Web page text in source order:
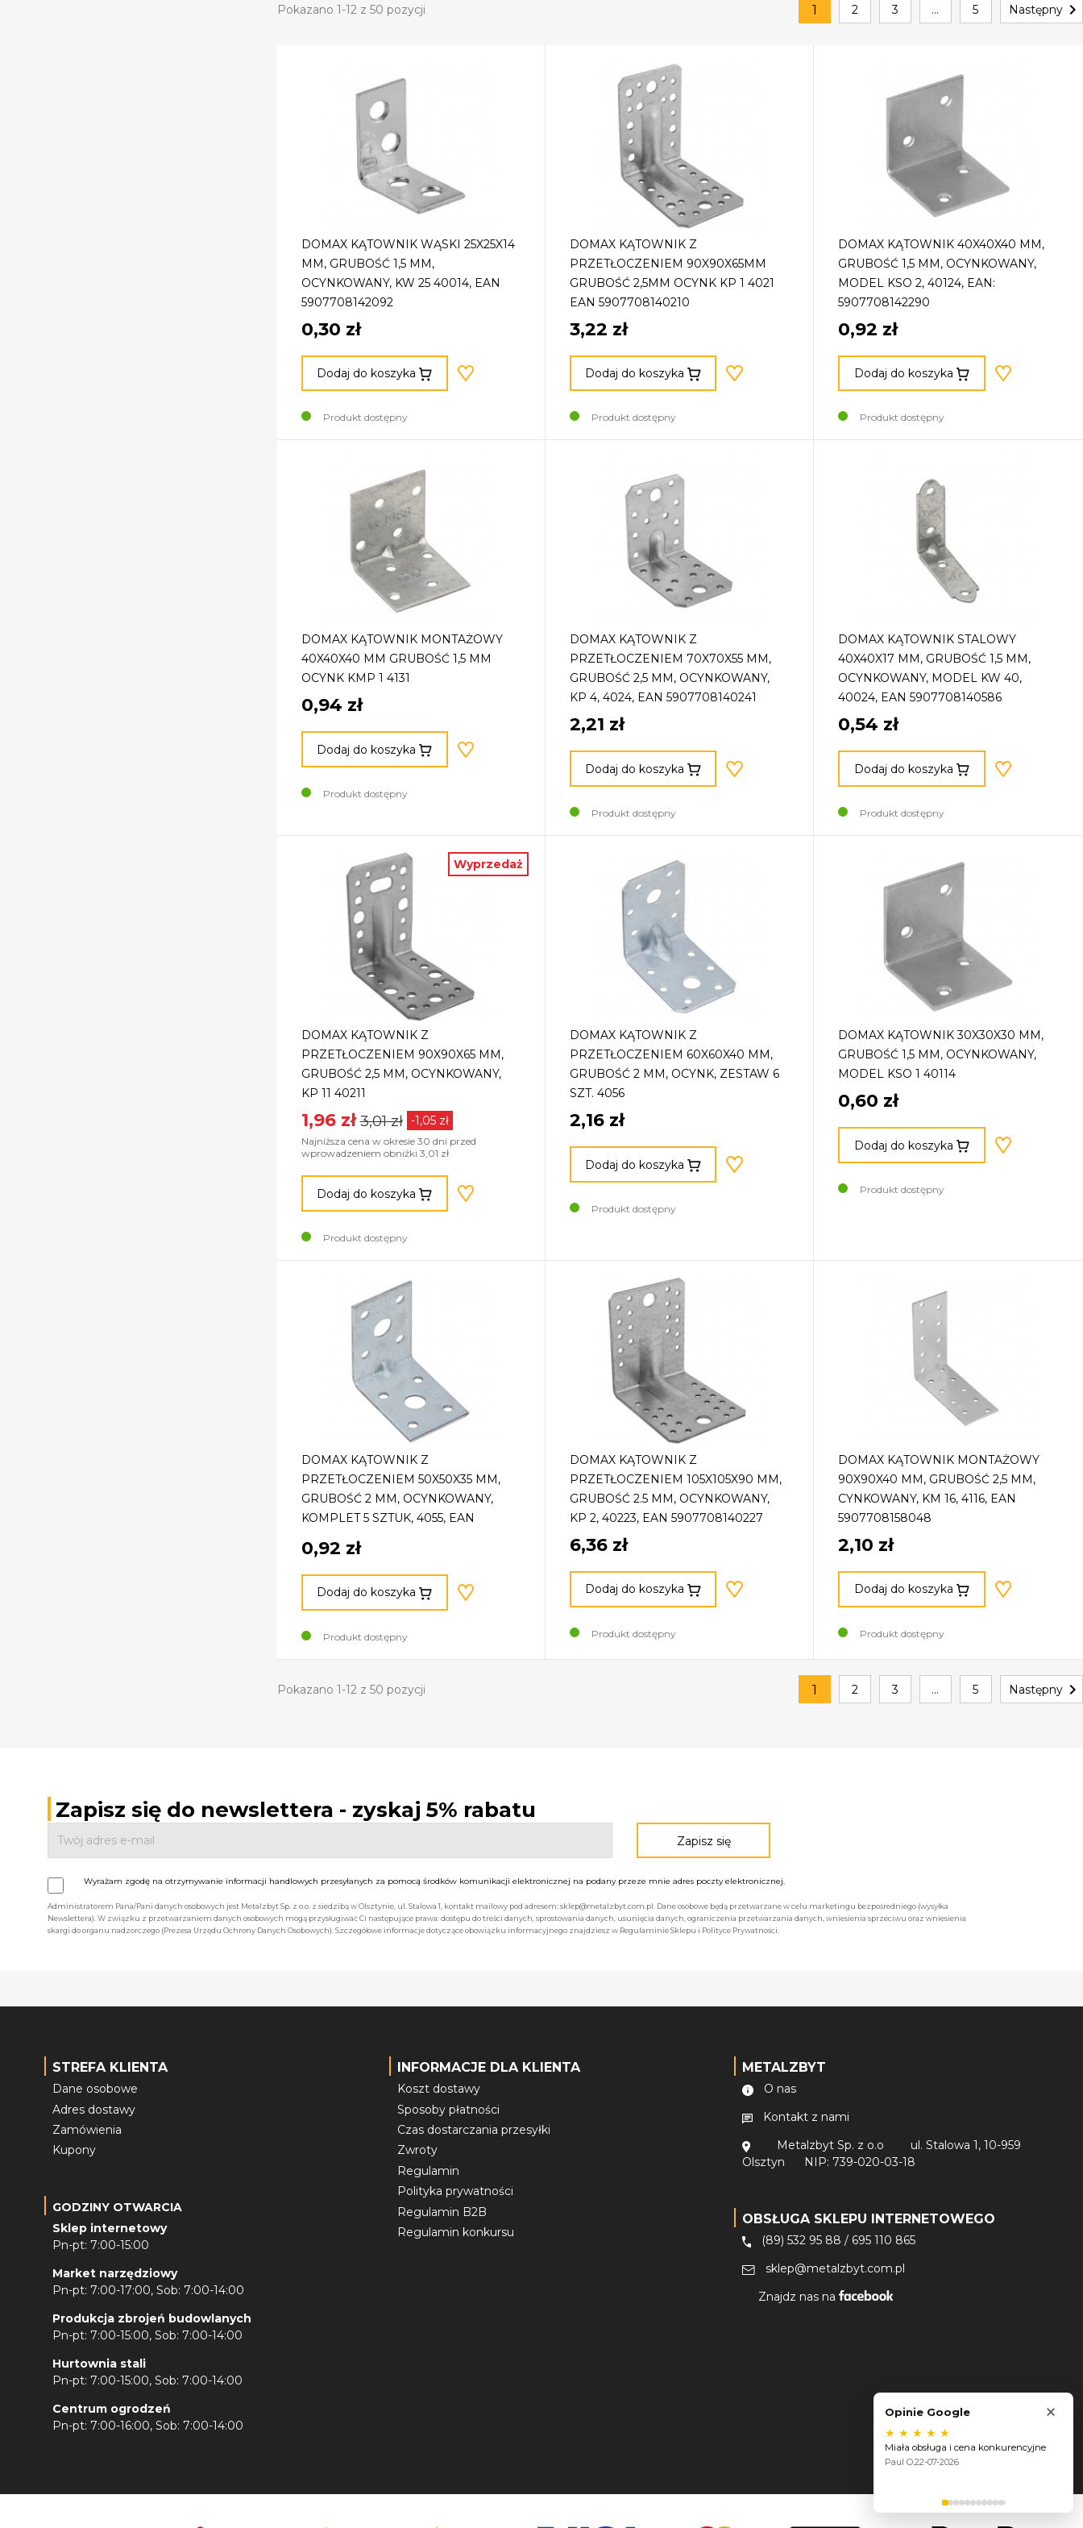
Pokazano 1-12 z 50 pozycji 1 2 3 … 5 Następny
DOMAX KĄTOWNIK WĄSKI 25X25X14
MM, GRUBOŚĆ 1,5 MM,
OCYNKOWANY, KW 25 40014, EAN
5907708142092
0,30 zł
Dodaj do koszyka
Produkt dostępny
DOMAX KĄTOWNIK Z
PRZETŁOCZENIEM 90X90X65MM
GRUBOŚĆ 2,5MM OCYNK KP 1 4021
EAN 5907708140210
3,22 zł
Dodaj do koszyka
Produkt dostępny
DOMAX KĄTOWNIK 40X40X40 MM,
GRUBOŚĆ 1,5 MM, OCYNKOWANY,
MODEL KSO 2, 40124, EAN:
5907708142290
0,92 zł
Dodaj do koszyka
Produkt dostępny
DOMAX KĄTOWNIK MONTAŻOWY
40X40X40 MM GRUBOŚĆ 1,5 MM
OCYNK KMP 1 4131
0,94 zł
Dodaj do koszyka
Produkt dostępny
DOMAX KĄTOWNIK Z
PRZETŁOCZENIEM 70X70X55 MM,
GRUBOŚĆ 2,5 MM, OCYNKOWANY,
KP 4, 4024, EAN 5907708140241
2,21 zł
Dodaj do koszyka
Produkt dostępny
DOMAX KĄTOWNIK STALOWY
40X40X17 MM, GRUBOŚĆ 1,5 MM,
OCYNKOWANY, MODEL KW 40,
40024, EAN 5907708140586
0,54 zł
Dodaj do koszyka
Produkt dostępny
Wyprzedaż
DOMAX KĄTOWNIK Z
PRZETŁOCZENIEM 90X90X65 MM,
GRUBOŚĆ 2,5 MM, OCYNKOWANY,
KP 11 40211
1,96 zł 3,01 zł -1,05 zł
Najniższa cena w okresie 30 dni przed
wprowadzeniem obniżki 3,01 zł
Dodaj do koszyka
Produkt dostępny
DOMAX KĄTOWNIK Z
PRZETŁOCZENIEM 60X60X40 MM,
GRUBOŚĆ 2 MM, OCYNK, ZESTAW 6
SZT. 4056
2,16 zł
Dodaj do koszyka
Produkt dostępny
DOMAX KĄTOWNIK 30X30X30 MM,
GRUBOŚĆ 1,5 MM, OCYNKOWANY,
MODEL KSO 1 40114
0,60 zł
Dodaj do koszyka
Produkt dostępny
DOMAX KĄTOWNIK Z
PRZETŁOCZENIEM 50X50X35 MM,
GRUBOŚĆ 2 MM, OCYNKOWANY,
KOMPLET 5 SZTUK, 4055, EAN
5907708158109
0,92 zł
Dodaj do koszyka
Produkt dostępny
DOMAX KĄTOWNIK Z
PRZETŁOCZENIEM 105X105X90 MM,
GRUBOŚĆ 2.5 MM, OCYNKOWANY,
KP 2, 40223, EAN 5907708140227
6,36 zł
Dodaj do koszyka
Produkt dostępny
DOMAX KĄTOWNIK MONTAŻOWY
90X90X40 MM, GRUBOŚĆ 2,5 MM,
CYNKOWANY, KM 16, 4116, EAN
5907708158048
2,10 zł
Dodaj do koszyka
Produkt dostępny
Pokazano 1-12 z 50 pozycji 1 2 3 … 5 Następny
Zapisz się do newslettera - zyskaj 5% rabatu
Wyrażam zgodę na otrzymywanie informacji handlowych przesyłanych za pomocą środków komunikacji elektronicznej na podany przeze mnie adres poczty elektronicznej.
Administratorem Pana/Pani danych osobowych jest Metalzbyt Sp. z o.o. z siedzibą w Olsztynie, ul. Stalowa 1, kontakt mailowy pod adresem: sklep@metalzbyt.com.pl. Dane osobowe będą przetwarzane w celu marketingu bezpośredniego (wysyłka
Newslettera). W związku z przetwarzaniem danych osobowych mogą przysługiwać Ci następujące prawa: dostępu do treści danych, sprostowania danych, usunięcia danych, ograniczenia przetwarzania danych, wniesienia sprzeciwu oraz wniesienia
skargi do organu nadzorczego (Prezesa Urzędu Ochrony Danych Osobowych). Szczegółowe informacje dotyczące obowiązku informacyjnego znajdziesz w Regulaminie Sklepu i Polityce Prywatności.
STREFA KLIENTA
Dane osobowe
Adres dostawy
Zamówienia
Kupony
GODZINY OTWARCIA
Sklep internetowy
Pn-pt: 7:00-15:00
Market narzędziowy
Pn-pt: 7:00-17:00, Sob: 7:00-14:00
Produkcja zbrojeń budowlanych
Pn-pt: 7:00-15:00, Sob: 7:00-14:00
Hurtownia stali
Pn-pt: 7:00-15:00, Sob: 7:00-14:00
Centrum ogrodzeń
Pn-pt: 7:00-16:00, Sob: 7:00-14:00
INFORMACJE DLA KLIENTA
Koszt dostawy
Sposoby płatności
Czas dostarczania przesyłki
Zwroty
Regulamin
Polityka prywatności
Regulamin B2B
Regulamin konkursu
METALZBYT
O nas
Kontakt z nami
Metalzbyt Sp. z o.o
ul. Stalowa 1, 10-959
Olsztyn
NIP: 739-020-03-18
OBSŁUGA SKLEPU INTERNETOWEGO
(89) 532 95 88 / 695 110 865
sklep@metalzbyt.com.pl
Znajdz nas na
Opinie Google ×
★ ★ ★ ★ ★
Miała obsługa i cena konkurencyjne
Paul O.22-07-2026